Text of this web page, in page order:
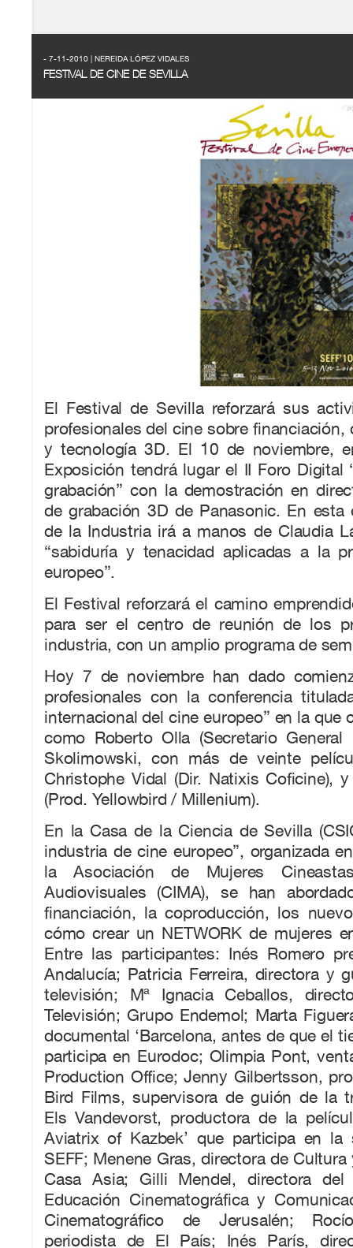
- 7-11-2010 | NEREIDA LÓPEZ VIDALES
FESTIVAL DE CINE DE SEVILLA
El Festival de Sevilla reforzará sus
profesionales del cine sobre
y tecnología 3D. El 10 de noviembre,
Exposición tendrá lugar el II Foro Digital
grabación” con la demostración en
de grabación 3D de Panasonic. En esta
de la Industria irá a manos de Claudia
“sabiduría y tenacidad aplicadas a la
europeo”.
El Festival reforzará el camino
para ser el centro de reunión de los
industria, con un amplio programa de
Hoy 7 de noviembre han dado
profesionales con la conferencia
internacional del cine europeo” en la que
como Roberto Olla (Secretario General
Skolimowski, con más de veinte
Christophe Vidal (Dir. Natixis Coficine),
(Prod. Yellowbird / Millenium).
En la Casa de la Ciencia de Sevilla
industria de cine europeo”, organizada
la Asociación de Mujeres
Audiovisuales (CIMA), se han
financiación, la coproducción, los
cómo crear un NETWORK de mujeres
Entre las participantes: Inés Romero
Andalucía; Patricia Ferreira, directora y
televisión; Mª Ignacia Ceballos,
Televisión; Grupo Endemol; Marta
documental ‘Barcelona, antes de que el
participa en Eurodoc; Olimpia Pont,
Production Office; Jenny Gilbertsson,
Bird Films, supervisora de guión de la
Els Vandevorst, productora de la
Aviatrix of Kazbek’ que participa en la
SEFF; Menene Gras, directora de
Casa Asia; Gilli Mendel, directora del
Educación Cinematográfica y
Cinematográfico de Jerusalén;
periodista de El País; Inés París,